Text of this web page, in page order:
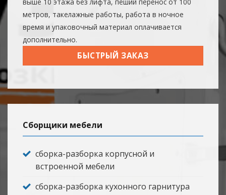
метров, такелажные работы, работа в ночное
время и упаковочный материал оплачивается
дополнительно.
БЫСТРЫЙ ЗАКАЗ
Сборщики мебели
сборка-разборка корпусной и
встроенной мебели
сборка-разборка кухонного гарнитура